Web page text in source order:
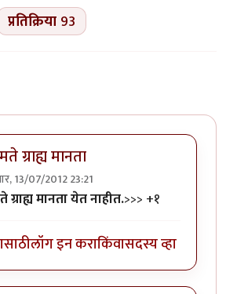
प्रतिक्रिया 93
ग्राह्य मानता
13/07/2012 23:21
फक्त शाकाहारीच नाहीच मुळी
मानता येत नाहीत.>>> +१
लॉग इन कराकिंवासदस्य व्हा